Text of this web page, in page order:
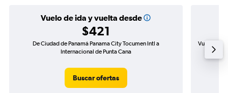
Vuelo de ida y vuelta desde
$421
De Ciudad de Panamá Panama City Tocumen Intl a
Internacional de Punta Cana
Buscar ofertas
Vuelo de